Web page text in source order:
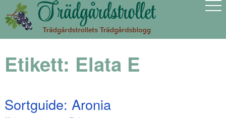
Etikett: Elata E
Sortguide: Aronia